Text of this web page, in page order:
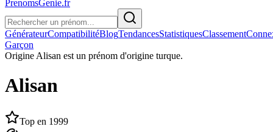
PrenomsGenie.fr
GénérateurCompatibilitéBlogTendancesStatistiquesClassement
Garçon
Origine Alisan est un prénom d'origine turque.
Alisan
Top en 1999